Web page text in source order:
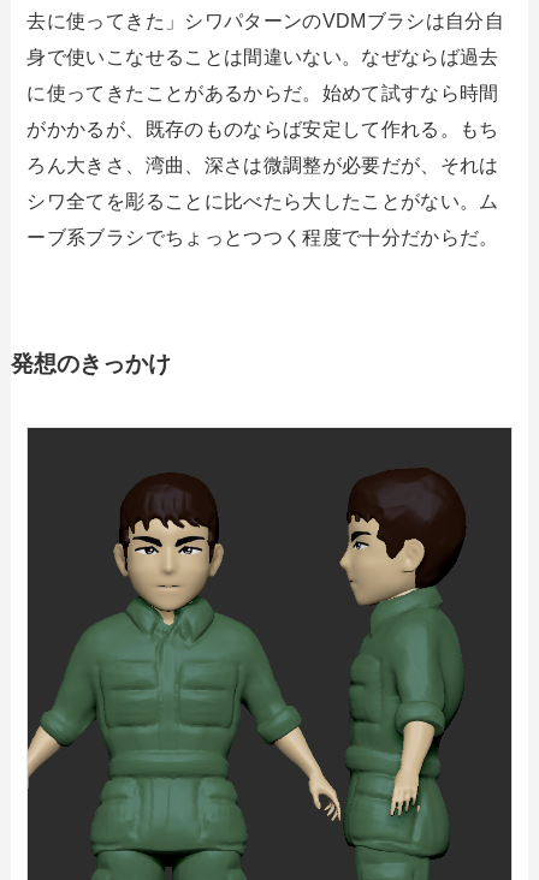
去に使ってきた」シワパターンのVDMブラシは自分自
身で使いこなせることは間違いない。なぜならば過去
に使ってきたことがあるからだ。始めて試すなら時間
がかかるが、既存のものならば安定して作れる。もち
ろん大きさ、湾曲、深さは微調整が必要だが、それは
シワ全てを彫ることに比べたら大したことがない。ム
ーブ系ブラシでちょっとつつく程度で十分だからだ。
発想のきっかけ